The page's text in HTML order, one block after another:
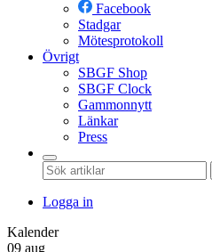
Facebook
Stadgar
Mötesprotokoll
Övrigt
SBGF Shop
SBGF Clock
Gammonnytt
Länkar
Press
Logga in
Kalender
09 aug